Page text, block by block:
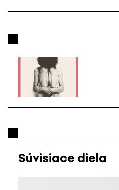
Súvisiace diela